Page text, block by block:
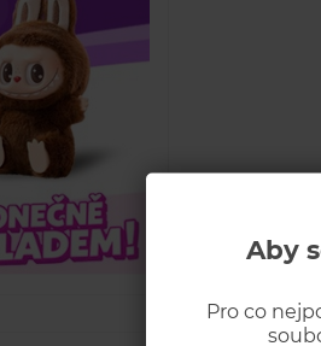
Aby
Pro co